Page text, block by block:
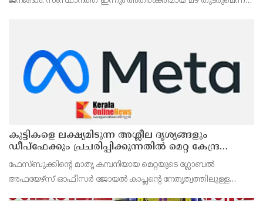
കുട്ടികളെ ലക്ഷ്യമിടുന്ന അശ്ലീല ദൃശ്യങ്ങളും
ഡീപ്ഫേക്കും പ്രചരിപ്പിക്കുന്നതില്‍ മെറ്റ കേന്ദ്രത്തോട്
മാപ്പ് പറഞ്ഞു
ഫേസ്ബുക്കിന്റെ മാതൃ കമ്പനിയായ മെറ്റയുടെ ഗ്ലോബല്‍
അഫയേഴ്‌സ് ഓഫീസര്‍ ജോയല്‍ കാപ്ലന്റെ നേതൃത്വത്തിലുള്ള